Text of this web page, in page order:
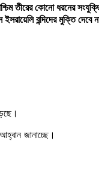
তীরের কোনো ধরনের
ইসরায়েলি বন্দিদের মুক্তি
জানাচ্ছে।